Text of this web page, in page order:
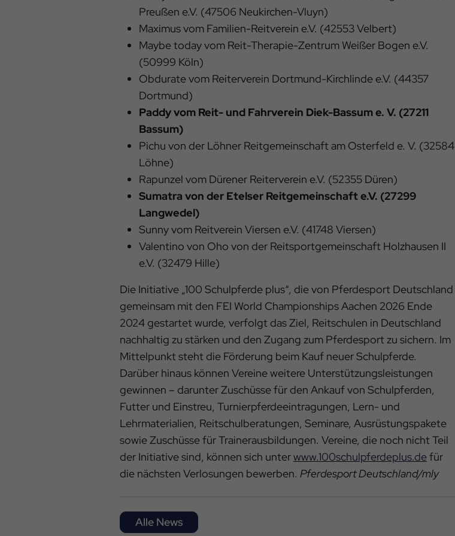
Preußen e.V. (47506 Neukirchen-Vluyn)
Maximus vom Familien-Reitverein e.V. (42553 Velbert)
Maybe today vom Reit-Therapie-Zentrum Weißer Bogen e.V.
(50999 Köln)
Obdurate vom Reiterverein Dortmund-Kirchlinde e.V. (44357
Dortmund)
Paddy vom Reit- und Fahrverein Diek-Bassum e. V. (27211
Bassum)
Pichu von der Löhner Reitgemeinschaft am Osterfeld e. V. (32584
Löhne)
Rapunzel vom Dürener Reiterverein e.V. (52355 Düren)
Sumatra von der Etelser Reitgemeinschaft e.V. (27299
Langwedel)
Sunny vom Reitverein Viersen e.V. (41748 Viersen)
Valentino von Oho von der Reitsportgemeinschaft Holzhausen II
e.V. (32479 Hille)
Die Initiative „100 Schulpferde plus“, die von Pferdesport Deutschland
gemeinsam mit den FEI World Championships Aachen 2026 Ende
2024 gestartet wurde, verfolgt das Ziel, Reitschulen in Deutschland
nachhaltig zu stärken und den Zugang zum Pferdesport zu sichern. Im
Mittelpunkt steht die Förderung beim Kauf neuer Schulpferde.
Darüber hinaus können Vereine weitere Unterstützungsleistungen
gewinnen – darunter Zuschüsse für den Ankauf von Schulpferden,
Futter und Einstreu, Turnierpferdeeintragungen, Lern- und
Lehrmaterialien, Reitschulberatungen, Seminare, Ausrüstungspakete
sowie Zuschüsse für Trainerausbildungen. Vereine, die noch nicht Teil
der Initiative sind, können sich unterwww.100schulpferdeplus.defür
die nächsten Verlosungen bewerben. Pferdesport Deutschland/mly
Alle News